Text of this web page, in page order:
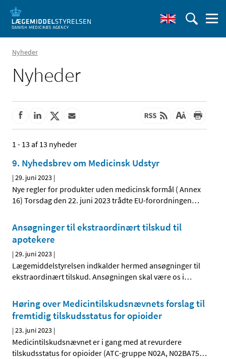
Nyheder
Nyheder
1 - 13 af 13 nyheder
9. Nyhedsbrev om Medicinsk Udstyr
|29. juni 2023 |
Nye regler for produkter uden medicinsk formål ( Annex
16) Torsdag den 22. juni 2023 trådte EU-forordningen…
Ansøgninger til ekstraordinært tilskud til
apotekere
|29. juni 2023 |
Lægemiddelstyrelsen indkalder hermed ansøgninger til
ekstraordinært tilskud. Ansøgningen skal være os i…
Høring over Medicintilskudsnævnets forslag til
fremtidig tilskudsstatus for opioider
|23. juni 2023 |
Medicintilskudsnævnet er i gang med at revurdere
tilskudsstatus for opioider (ATC-gruppe N02A, N02BA75…